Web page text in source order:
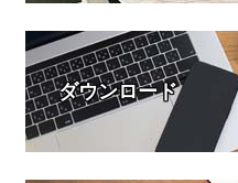
ダウンロード